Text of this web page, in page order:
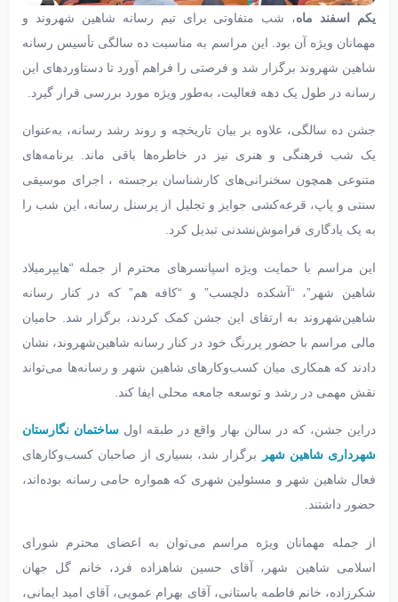
یکم اسفند ماه، شب متفاوتی برای تیم رسانه شاهین‌ شهروند و
مهمانان ویژه آن بود. این مراسم به‌ مناسبت ده‌ سالگی تأسیس رسانه
شاهین‌ شهروند برگزار شد و فرصتی را فراهم آورد تا دستاوردهای این
رسانه در طول یک دهه فعالیت، به‌طور ویژه مورد بررسی قرار گیرد.
جشن ده‌ سالگی، علاوه بر بیان تاریخچه و روند رشد رسانه، به‌عنوان
یک شب فرهنگی و هنری نیز در خاطره‌ها باقی ماند. برنامه‌های
متنوعی همچون سخنرانی‌های کارشناسان برجسته ، اجرای موسیقی
سنتی و پاپ، قرعه‌کشی جوایز و تجلیل از پرسنل رسانه، این شب را
به یک یادگاری فراموش‌نشدنی تبدیل کرد.
این مراسم با حمایت ویژه اسپانسرهای محترم از جمله “هایپرمیلاد
شاهین‌ شهر”، “آشکده دلچسب” و “کافه هم” که در کنار رسانه
شاهین‌شهروند به ارتقای این جشن کمک کردند، برگزار شد. حامیان
مالی مراسم با حضور پررنگ خود در کنار رسانه شاهین‌شهروند، نشان
دادند که همکاری میان کسب‌وکارهای شاهین شهر و رسانه‌ها می‌تواند
نقش مهمی در رشد و توسعه جامعه محلی ایفا کند.
دراین جشن، که در سالن بهار واقع در طبقه اول ساختمان نگارستان
شهرداری شاهین شهر
برگزار شد، بسیاری از صاحبان کسب‌وکارهای
فعال شاهین‌ شهر و مسئولین شهری که همواره حامی رسانه بوده‌اند،
حضور داشتند.
از جمله مهمانان ویژه مراسم می‌توان به اعضای محترم شورای
اسلامی شاهین‌ شهر، آقای حسین شاهزاده‌ فرد، خانم گل‌ جهان
شکرزاده، خانم فاطمه باستانی، آقای بهرام عمویی، آقای امید ایمانی،